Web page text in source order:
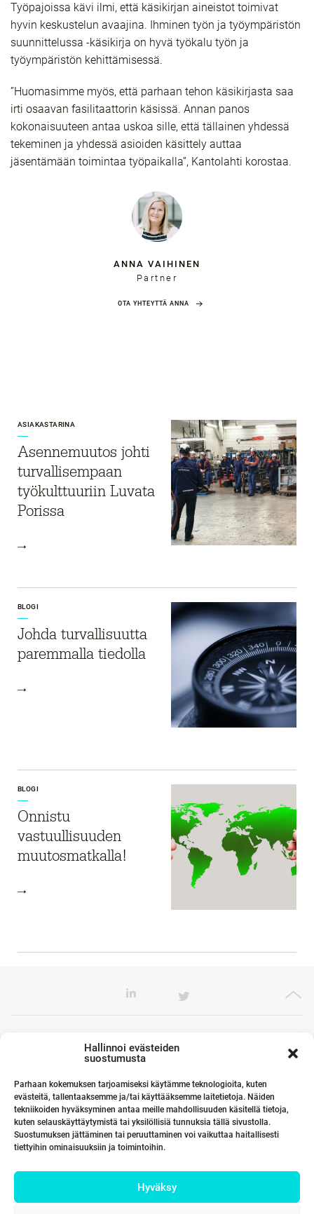
Hallinnoi evästeiden
suostumusta
Parhaan kokemuksen tarjoamiseksi käytämme teknologioita, kuten
evästeitä, tallentaaksemme ja/tai käyttääksemme laitetietoja. Näiden
tekniikoiden hyväksyminen antaa meille mahdollisuuden käsitellä tietoja,
kuten selauskäyttäytymistä tai yksilöllisiä tunnuksia tällä sivustolla.
Suostumuksen jättäminen tai peruuttaminen voi vaikuttaa haitallisesti
tiettyihin ominaisuuksiin ja toimintoihin.
Hyväksy
Työpajoissa kävi ilmi, että käsikirjan aineistot toimivat
hyvin keskustelun avaajina. Ihminen työn ja työympäristön
suunnittelussa -käsikirja on hyvä työkalu työn ja
työympäristön kehittämisessä.
”Huomasimme myös, että parhaan tehon käsikirjasta saa
irti osaavan fasilitaattorin käsissä. Annan panos
kokonaisuuteen antaa uskoa sille, että tällainen yhdessä
tekeminen ja yhdessä asioiden käsittely auttaa
jäsentämään toimintaa työpaikalla”, Kantolahti korostaa.
ANNA VAIHINEN
Partner
OTA YHTEYTTÄ ANNA
ASIAKASTARINA
Asennemuutos johti
turvallisempaan
työkulttuuriin Luvata
Porissa
BLOGI
Johda turvallisuutta
paremmalla tiedolla
BLOGI
Onnistu
vastuullisuuden
muutosmatkalla!
Toimistomme Euroopassa
Kumppanimme maailmalla